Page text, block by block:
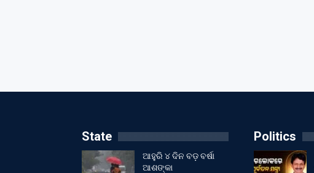
State
ଆହୁରି ୪ ଦିନ ବଡ଼ ବର୍ଷା
ଆଶଙ୍କା
Politics